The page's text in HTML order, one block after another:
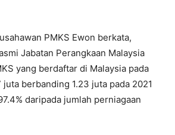
PMKS Ewon berkata,
Jabatan Perangkaan Malaysia
yang berdaftar di Malaysia pada
juta berbanding 1.23 juta pada 2021
daripada jumlah perniagaan